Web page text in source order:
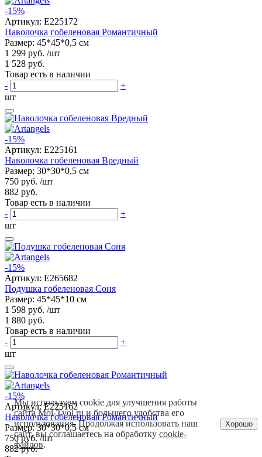
-15%
Артикул: E225172
Наволочка гобеленовая Романтичный
Размер: 45*45*0,5 см
1 299 руб. /шт
1 528 руб.
Товар есть в наличии
-
+
шт
-15%
Артикул: E225161
Наволочка гобеленовая Вредный
Размер: 30*30*0,5 см
750 руб. /шт
882 руб.
Товар есть в наличии
-
+
шт
-15%
Артикул: E265682
Подушка гобеленовая Соня
Размер: 45*45*10 см
1 598 руб. /шт
1 880 руб.
Товар есть в наличии
-
+
шт
-15%
Артикул:E225162
Наволочка гобеленовая Романтичный
Размер: 30*30*0,5 см
750 руб. /шт
882 руб.
Мы используем cookie для улучшения работы
сайта Moi-Tvoi.ru и большего удобства его
использования. Продолжая использовать наш
сайт, вы соглашаетесь на обработкуcookie-
файлов.
Хорошо